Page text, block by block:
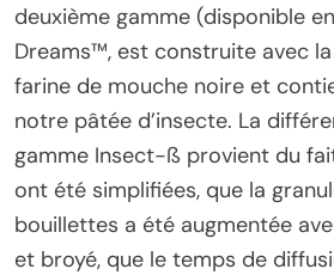
deuxième gamme (disponible
Dreams™, est construite avec
farine de mouche noire et
notre pâtée d’insecte. La
gamme Insect-ß provient du
ont été simplifiées, que la
bouillettes a été augmentée
et broyé, que le temps de